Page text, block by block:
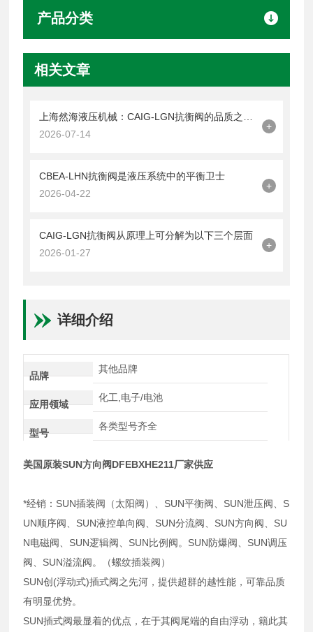
产品分类
相关文章
2026-07-14
+
CBEA-LHN抗衡阀是液压系统中的平衡卫士
2026-04-22
+
CAIG-LGN抗衡阀从原理上可分解为以下三个层面
2026-01-27
+
详细介绍
品牌
其他品牌
应用领域
化工,电子/电池
型号
各类型号齐全
美国原装SUN方向阀DFEBXHE211厂家供应
*经销：SUN插装阀（太阳阀）、SUN平衡阀、SUN泄压阀、S
UN顺序阀、SUN液控单向阀、SUN分流阀、SUN方向阀、SU
N电磁阀、SUN逻辑阀、SUN比例阀。SUN防爆阀、SUN调压
阀、SUN溢流阀。（螺纹插装阀）
SUN创(浮动式)插式阀之先河，提供超群的越性能，可靠品质
有明显优势。
SUN插式阀最显着的优点，在于其阀尾端的自由浮动，籍此其